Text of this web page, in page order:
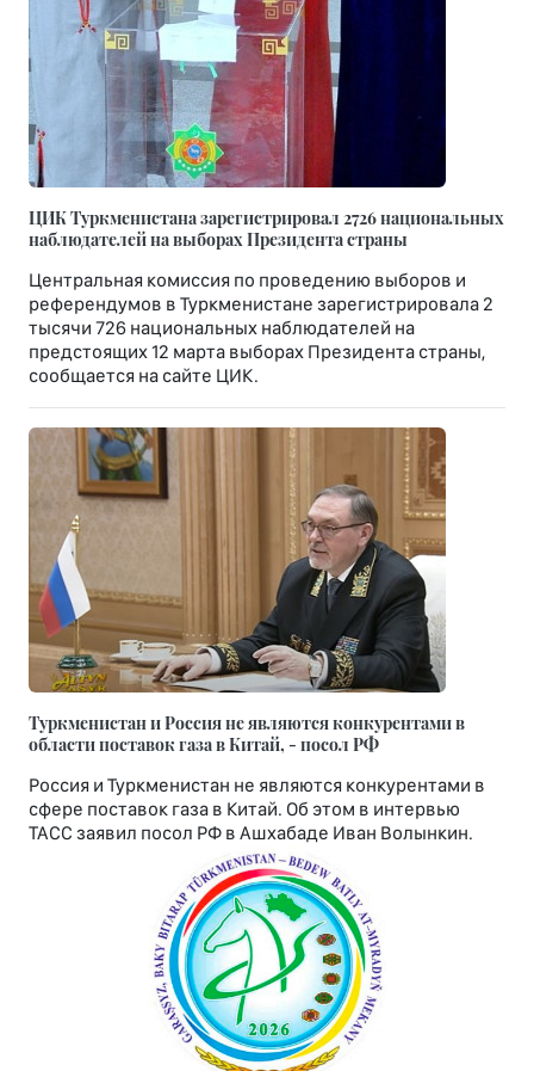
ЦИК Туркменистана зарегистрировал 2726 национальных
наблюдателей на выборах Президента страны
Центральная комиссия по проведению выборов и
референдумов в Туркменистане зарегистрировала 2
тысячи 726 национальных наблюдателей на
предстоящих 12 марта выборах Президента страны,
сообщается на сайте ЦИК.
Туркменистан и Россия не являются конкурентами в
области поставок газа в Китай, - посол РФ
Россия и Туркменистан не являются конкурентами в
сфере поставок газа в Китай. Об этом в интервью
ТАСС заявил посол РФ в Ашхабаде Иван Волынкин.